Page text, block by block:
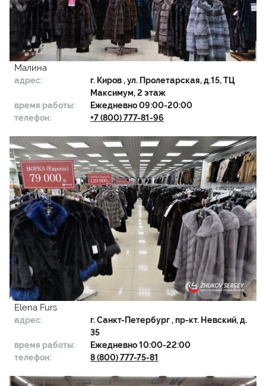
Малина
адрес: г. Киров, ул. Пролетарская, д.15, ТЦ
Максимум, 2 этаж
время работы:
Ежедневно 09:00-20:00
телефон:
+7 (800) 777-81-96
Elena Furs
адрес: г.Санкт-Петербург, пр-кт. Невский, д.
35
время работы:
Ежедневно 10:00-22:00
телефон:
8 (800) 777-75-81